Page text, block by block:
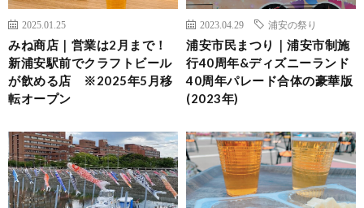
2025.01.25
みね商店｜営業は2月まで！
新浦安駅前でクラフトビール
が飲める店 ※2025年5月移
転オープン
2023.04.29 浦安の祭り
浦安市民まつり｜浦安市制施
行40周年&ディズニーランド
40周年パレード合体の豪華版
(2023年)